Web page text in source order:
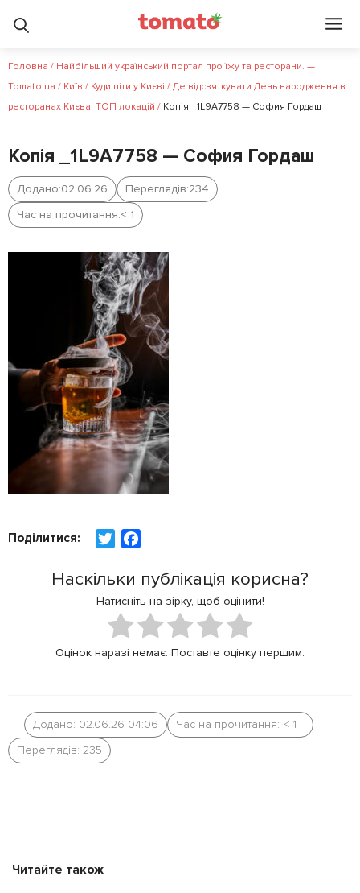
Головна / Найбільший український портал про їжу та ресторани. —
Tomato.ua / Київ / Куди піти у Києві / Де відсвяткувати День народження в
ресторанах Києва: ТОП локацій / Копія _1L9A7758 — София Гордаш
Копія _1L9A7758 — София Гордаш
Додано:02.06.26 Переглядів:234
Час на прочитання:< 1
Поділитися:
i
t
t
e
r
c
e
b
o
o
Наскільки публікація корисна?
Натисніть на зірку, щоб оцінити!
Оцінок наразі немає. Поставте оцінку першим.
Додано: 02.06.26 04:06 Час на прочитання: < 1
Переглядів: 235
Читайте також